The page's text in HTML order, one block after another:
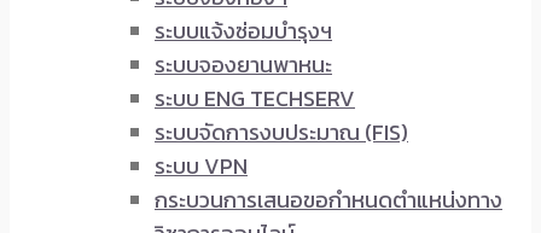
ระบบแจ้งซ่อมบำรุงฯ
ระบบจองยานพาหนะ
ระบบ ENG TECHSERV
ระบบจัดการงบประมาณ (FIS)
ระบบ VPN
กระบวนการเสนอขอกำหนดตำแหน่งทาง